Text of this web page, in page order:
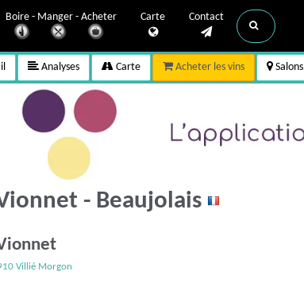
Boire - Manger - Acheter Carte Contact
Analyses Carte Acheter les vins Salons
- Beaujolais
Villié Morgon